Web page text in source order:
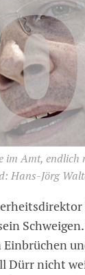
im Amt, endlich
Hans-Jörg
Einbrüchen
Dürr nicht